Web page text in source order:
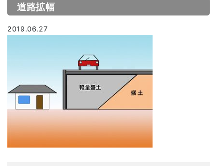
道路拡幅
2019.06.27